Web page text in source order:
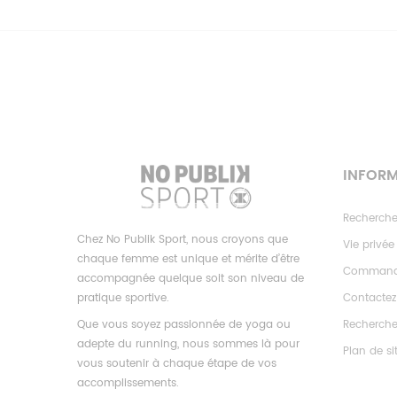
Chez No Publik Sport, nous croyons que
chaque femme est unique et mérite d’être
accompagnée quelque soit son niveau de
pratique sportive.
Que vous soyez passionnée de yoga ou
adepte du running, nous sommes là pour
vous soutenir à chaque étape de vos
accomplissements.
Recherche
Vie privée
Plan de